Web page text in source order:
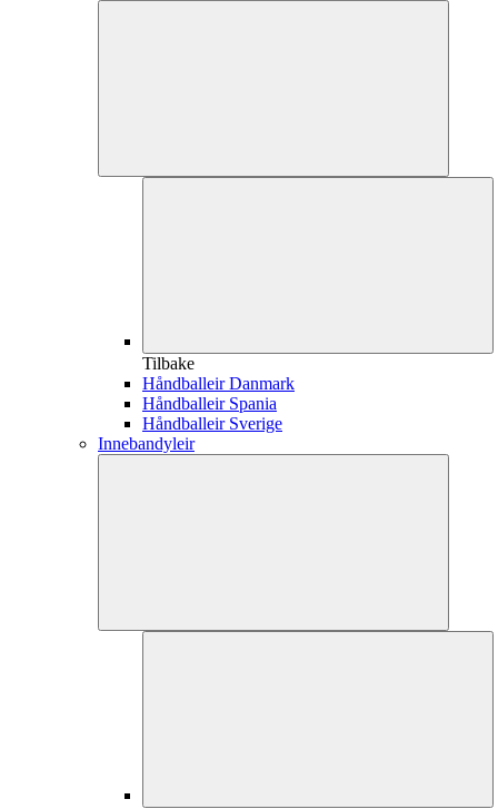
Tilbake
Håndballeir Danmark
Håndballeir Spania
Håndballeir Sverige
Innebandyleir